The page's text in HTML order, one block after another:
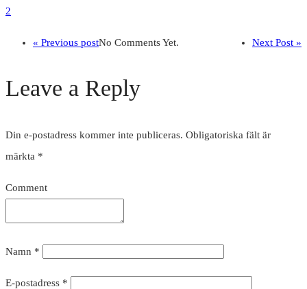
2
« Previous post Next Post »
No Comments Yet.
Leave a Reply
Din e-postadress kommer inte publiceras. Obligatoriska fält är
märkta *
Comment
Namn *
E-postadress *